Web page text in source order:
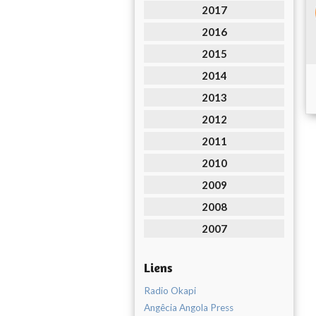
2017
2016
2015
2014
2013
2012
2011
2010
2009
2008
2007
Liens
Radio Okapi
Angêcia Angola Press